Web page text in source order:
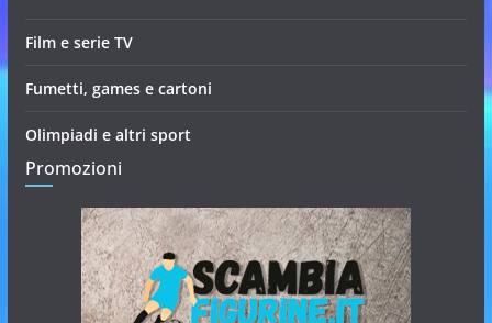
Film e serie TV
Fumetti, games e cartoni
Olimpiadi e altri sport
Promozioni